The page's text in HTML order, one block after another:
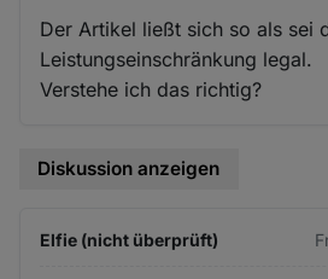
Der Artikel ließt sich so als sei
Leistungseinschränkung legal.
Verstehe ich das richtig?
Diskussion anzeigen
Elfie (nicht überprüft)